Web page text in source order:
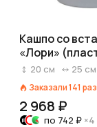
Кашпо со
«Лори»
D25xH20,4см,
20 см 25 см
Заказали141 раз
2 968 ₽
по 742 ₽ ×4